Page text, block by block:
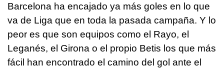
Barcelona ha encajado ya más goles en lo que
va de Liga que en toda la pasada campaña. Y lo
peor es que son equipos como el Rayo, el
Leganés, el Girona o el propio Betis los que más
fácil han encontrado el camino del gol ante el